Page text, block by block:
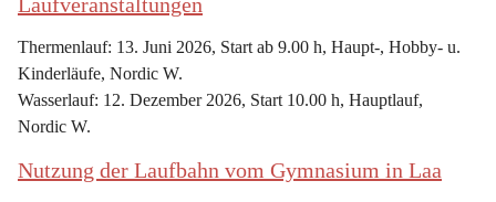
Thermenlauf: 13. Juni 2026, Start ab 9.00 h, Haupt-, Hobby- u.
Kinderläufe, Nordic W.
Wasserlauf: 12. Dezember 2026, Start 10.00 h, Hauptlauf,
Nordic W.
Nutzung der Laufbahn vom Gymnasium in Laa